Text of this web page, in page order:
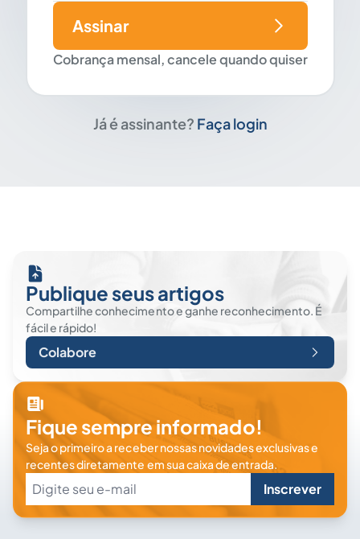
Cobrança mensal, cancele quando quiser
Assinar
Já é assinante? Faça login
Publique seus artigos
Compartilhe conhecimento e ganhe reconhecimento. É
fácil e rápido!
Colabore
Fique sempre informado!
Seja o primeiro a receber nossas novidades exclusivas e
recentes diretamente em sua caixa de entrada.
Inscrever